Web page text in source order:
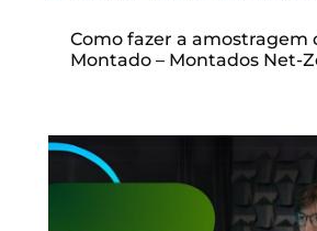
Como fazer a amostragem
Montado – Montados Net-